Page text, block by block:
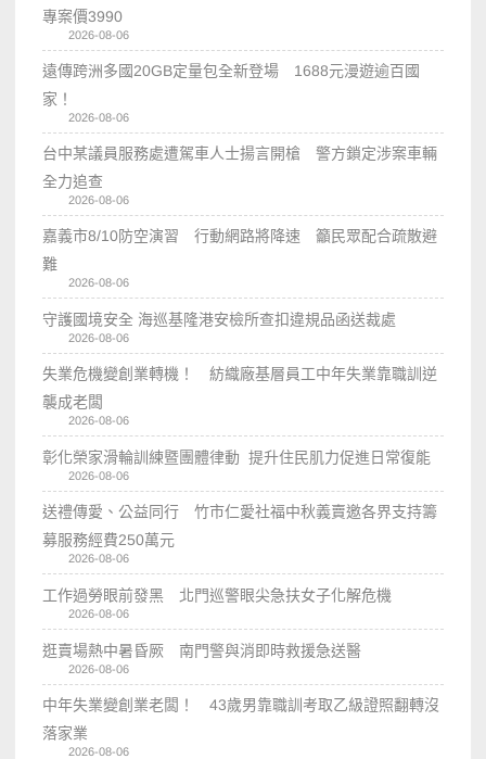
專案價3990
2026-08-06
遠傳跨洲多國20GB定量包全新登場 1688元漫遊逾百國
家！
2026-08-06
台中某議員服務處遭駕車人士揚言開槍 警方鎖定涉案車輛
全力追查
2026-08-06
嘉義市8/10防空演習 行動網路將降速 籲民眾配合疏散避
難
2026-08-06
守護國境安全 海巡基隆港安檢所查扣違規品函送裁處
2026-08-06
失業危機變創業轉機！ 紡織廠基層員工中年失業靠職訓逆
襲成老闆
2026-08-06
彰化榮家滑輪訓練暨團體律動 提升住民肌力促進日常復能
2026-08-06
送禮傳愛、公益同行 竹市仁愛社福中秋義賣邀各界支持籌
募服務經費250萬元
2026-08-06
工作過勞眼前發黑 北門巡警眼尖急扶女子化解危機
2026-08-06
逛賣場熱中暑昏厥 南門警與消即時救援急送醫
2026-08-06
中年失業變創業老闆！ 43歲男靠職訓考取乙級證照翻轉沒
落家業
2026-08-06